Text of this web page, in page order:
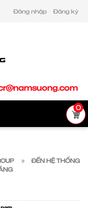
Đăng nhập Đăng ký
0
ĐẾN HỆ THỐNG